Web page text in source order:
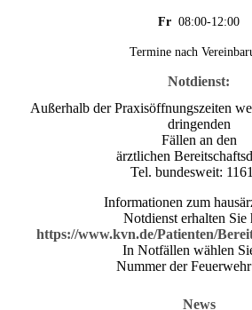
Fr 08:00-12:00
Termine nach
Notdienst:
Außerhalb der Praxisöffnungszeiten
dringenden
Fällen an den
ärztlichen
Tel. bundesweit:
Informationen zum
Notdienst erhalten Sie
https://www.kvn.de/Patienten/
In Notfällen wählen
Nummer der
News